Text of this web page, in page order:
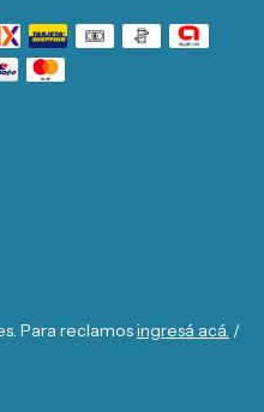
Para reclamosingresá acá. /